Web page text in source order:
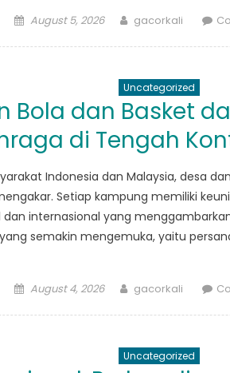
Posted
August 5, 2026 Author
gacorkali
Uncategorized
Bola dan Basket
di Tengah
Indonesia dan Malaysia, desa
Setiap kampung memiliki
internasional yang
semakin mengemuka, yaitu
Posted
August 4, 2026 Author
gacorkali
Uncategorized